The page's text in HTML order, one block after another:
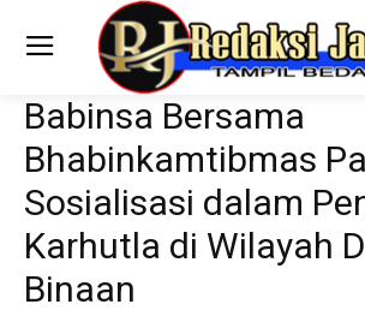
Babinsa Bersama
Bhabinkamtibmas
Sosialisasi dalam
Karhutla di Wilayah
Binaan